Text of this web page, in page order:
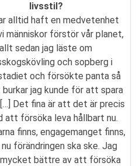
livsstil?
alltid haft en medvetenhet
människor förstör vår planet,
allt sedan jag läste om
och sopberg i
och försökte panta så
jag kunde för att spara
Det fina är att det är precis
att försöka leva hållbart nu.
finns, engagemanget finns,
förändringen ska ske. Jag
mycket bättre av att försöka